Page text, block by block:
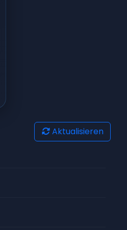
Aktualisieren